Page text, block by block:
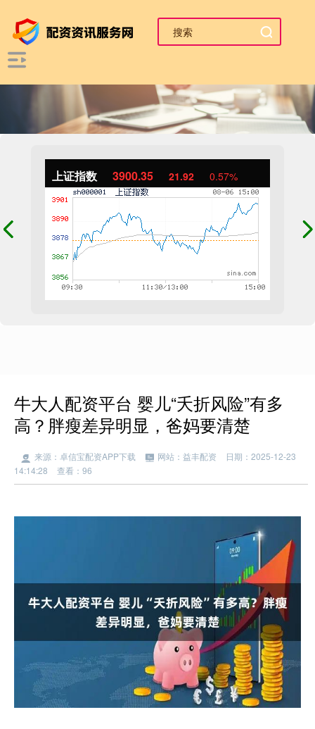
上证指数 3900.35 21.92 0.57%
牛大人配资平台 婴儿“夭折风险”有多
高？胖瘦差异明显，爸妈要清楚
来源：卓信宝配资APP下载 网站：益丰配资
日期：2025-12-23
14:14:28
查看：96